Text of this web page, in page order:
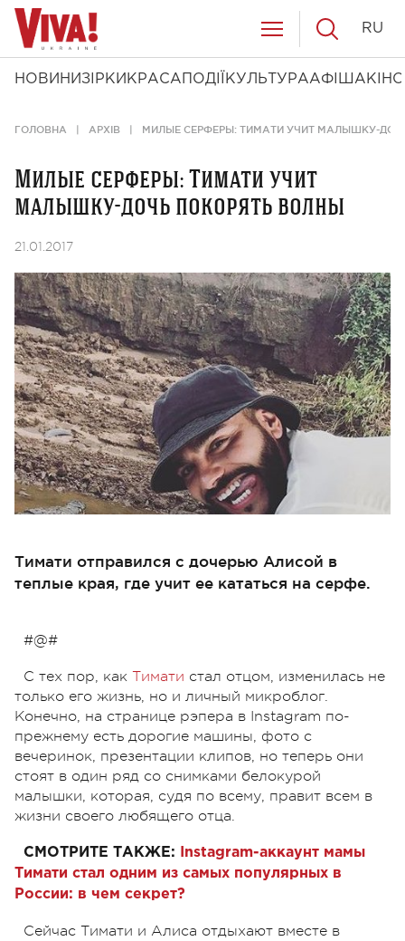
НОВИНИ ЗІРКИ КРАСА ПОДІЇ КУЛЬТУРААФІША КІНО
RU
ГОЛОВНА АРХІВ МИЛЫЕ СЕРФЕРЫ: ТИМАТИ УЧИТ МАЛЫШКУ-
Милые серферы: Тимати учит
малышку-дочь покорять волны
21.01.2017
Тимати отправился с дочерью Алисой в
теплые края, где учит ее кататься на серфе.
#@#
С тех пор, как Тимати стал отцом, изменилась не
только его жизнь, но и личный микроблог.
Конечно, на странице рэпера в Instagram по-
прежнему есть дорогие машины, фото с
вечеринок, презентации клипов, но теперь они
стоят в один ряд со снимками белокурой
малышки, которая, судя по всему, правит всем в
жизни своего любящего отца.
СМОТРИТЕ ТАКЖЕ:
Instagram-аккаунт мамы
Тимати стал одним из самых популярных в
России: в чем секрет?
Сейчас Тимати и Алиса отдыхают вместе в